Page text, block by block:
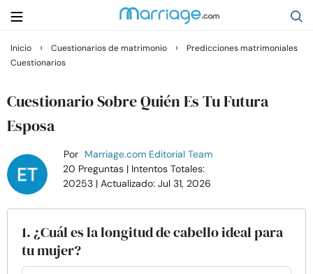
Buscar
Casarse
Relaciones
Familia
Ayuda
Inicio › Cuestionarios de matrimonio ›
Predicciones matrimoniales
Cuestionarios
Cuestionario Sobre Quién Es Tu Futura
Esposa
Por Marriage.com Editorial Team
20 Preguntas | Intentos Totales:
20253 | Actualizado: Jul 31, 2026
1. ¿Cuál es la longitud de cabello ideal para
tu mujer?